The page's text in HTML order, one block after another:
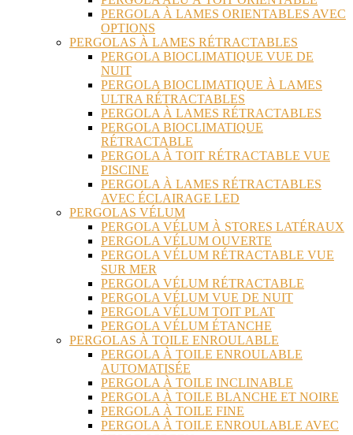
PERGOLA À LAMES ORIENTABLES AVEC
OPTIONS
PERGOLAS À LAMES RÉTRACTABLES
PERGOLA BIOCLIMATIQUE VUE DE
NUIT
PERGOLA BIOCLIMATIQUE À LAMES
ULTRA RÉTRACTABLES
PERGOLA À LAMES RÉTRACTABLES
PERGOLA BIOCLIMATIQUE
RÉTRACTABLE
PERGOLA À TOIT RÉTRACTABLE VUE
PISCINE
PERGOLA À LAMES RÉTRACTABLES
AVEC ÉCLAIRAGE LED
PERGOLAS VÉLUM
PERGOLA VÉLUM À STORES LATÉRAUX
PERGOLA VÉLUM OUVERTE
PERGOLA VÉLUM RÉTRACTABLE VUE
SUR MER
PERGOLA VÉLUM RÉTRACTABLE
PERGOLA VÉLUM VUE DE NUIT
PERGOLA VÉLUM TOIT PLAT
PERGOLA VÉLUM ÉTANCHE
PERGOLAS À TOILE ENROULABLE
PERGOLA À TOILE ENROULABLE
AUTOMATISÉE
PERGOLA À TOILE INCLINABLE
PERGOLA À TOILE BLANCHE ET NOIRE
PERGOLA À TOILE FINE
PERGOLA À TOILE ENROULABLE AVEC